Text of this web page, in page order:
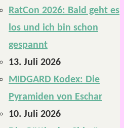
RatCon 2026: Bald geht es
los und ich bin schon
gespannt
13. Juli 2026
MIDGARD Kodex: Die
Pyramiden von Eschar
10. Juli 2026